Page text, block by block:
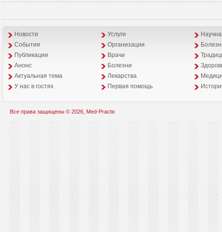
Новости Услуги
События
Организации
Публикации
Врачи
Анонс
Болезни
Aктуальная тема
Лекарства
У нас в гостях
Первая помощь
Все права защищены © 2026, Med-Practic